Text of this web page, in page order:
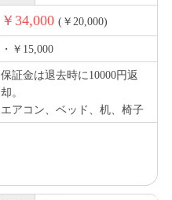
￥34,000 (￥20,000)
・￥15,000
保証金は退去時に10000円返
却。
エアコン、ベッド、机、椅子